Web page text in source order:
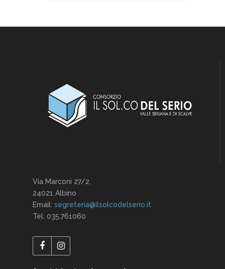
Via Marconi 27/2,
24021 Albino
Email: segreteria@ilsolcodelserio.it
Tel: 035.761060